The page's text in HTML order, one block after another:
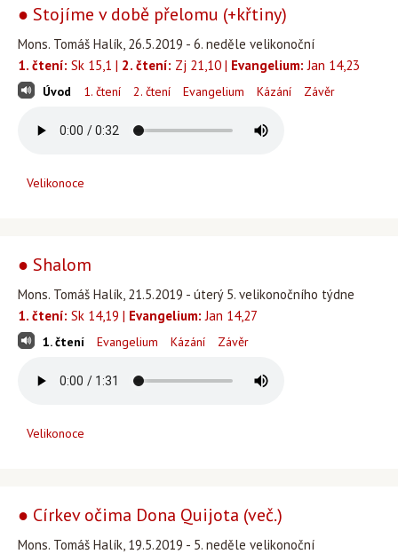
● Stojíme v době přelomu (+křtiny)
Mons. Tomáš Halík, 26.5.2019 - 6. neděle velikonoční
1. čtení: Sk 15,1 | 2. čtení: Zj 21,10 | Evangelium: Jan 14,23
Úvod 1. čtení 2. čtení Evangelium Kázání Závěr
Velikonoce
● Shalom
Mons. Tomáš Halík, 21.5.2019 - úterý 5. velikonočního týdne
1. čtení: Sk 14,19 | Evangelium: Jan 14,27
1. čtení Evangelium Kázání Závěr
Velikonoce
● Církev očima Dona Quijota (več.)
Mons. Tomáš Halík, 19.5.2019 - 5. neděle velikonoční